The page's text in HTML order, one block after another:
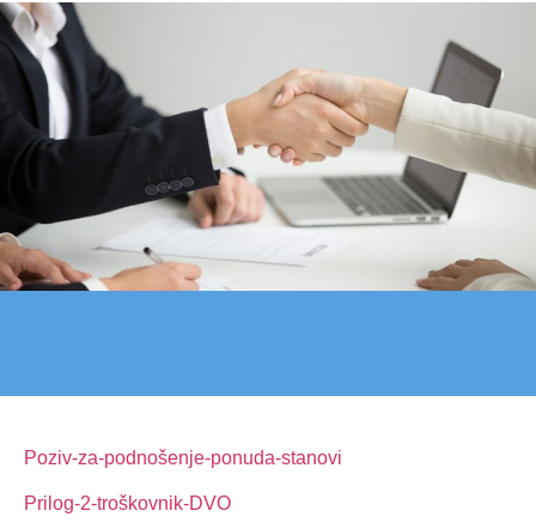
Poziv-za-podnošenje-ponuda-stanovi
Prilog-2-troškovnik-DVO